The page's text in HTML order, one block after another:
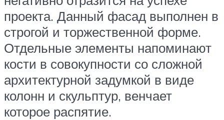
проекта. Данный фасад выполнен в
строгой и торжественной форме.
Отдельные элементы напоминают
кости в совокупности со сложной
архитектурной задумкой в виде
колонн и скульптур, венчает
которое распятие.